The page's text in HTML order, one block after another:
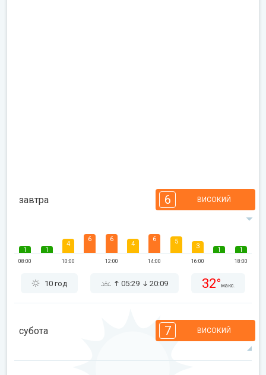
завтра 6 ВИСОКИЙ
1
08:00
1
4
10:00
6 6
12:00
4
6
14:00
5
3
16:00
1 1
18:00
10 год 05:29 20:09 32° макс.
субота 7 ВИСОКИЙ